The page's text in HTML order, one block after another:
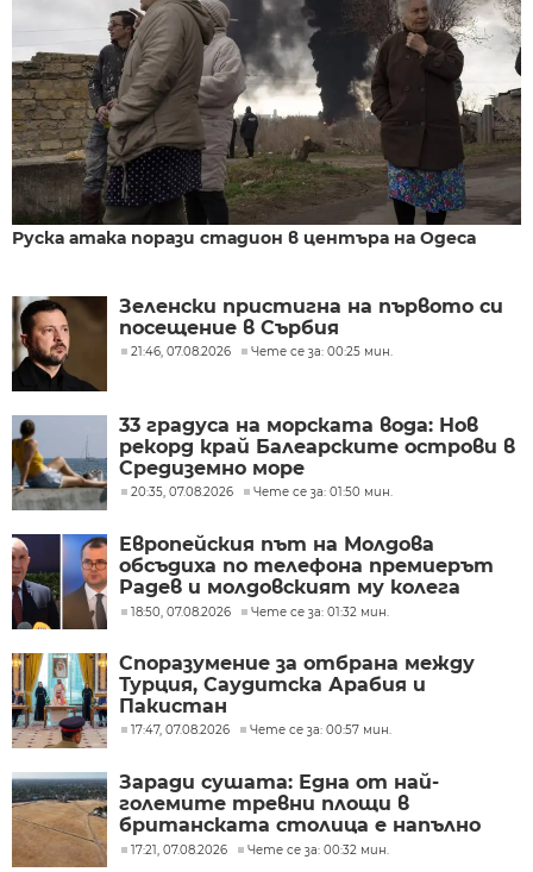
Руска атака порази стадион в центъра на Одеса
Зеленски пристигна на първото си
посещение в Сърбия
21:46, 07.08.2026 Чете се за: 00:25 мин.
33 градуса на морската вода: Нов
рекорд край Балеарските острови в
Средиземно море
20:35, 07.08.2026 Чете се за: 01:50 мин.
Европейския път на Молдова
обсъдиха по телефона премиерът
Радев и молдовският му колега
Тофан
18:50, 07.08.2026 Чете се за: 01:32 мин.
Споразумение за отбрана между
Турция, Саудитска Арабия и
Пакистан
17:47, 07.08.2026 Чете се за: 00:57 мин.
Заради сушата: Една от най-
големите тревни площи в
британската столица е напълно
изгоряла
17:21, 07.08.2026 Чете се за: 00:32 мин.